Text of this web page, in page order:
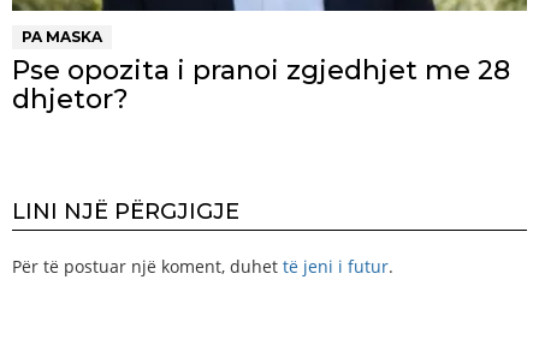
PA MASKA
Pse opozita i pranoi zgjedhjet me 28
dhjetor?
LINI NJË PËRGJIGJE
Për të postuar një koment, duhet të jeni i futur.